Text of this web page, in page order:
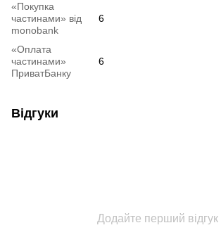
«Покупка
частинами» від
monobank
6
«Оплата
частинами»
ПриватБанку
6
Відгуки
Додайте перший відгук